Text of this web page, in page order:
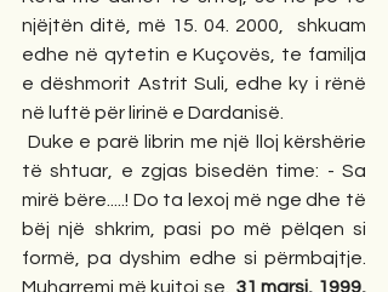
njëjtën ditë, më 15. 04. 2000,  shkuam
edhe në qytetin e Kuçovës, te familja
e dëshmorit Astrit Suli, edhe ky i rënë
në luftë për lirinë e Dardanisë.
Duke e parë librin me një lloj kërshërie
të shtuar, e zgjas bisedën time: - Sa
mirë bëre.....! Do ta lexoj më nge dhe të
bëj një shkrim, pasi po më pëlqen si
formë, pa dyshim edhe si përmbajtje.
Muharremi më kujtoi se, 31 marsi, 1999,